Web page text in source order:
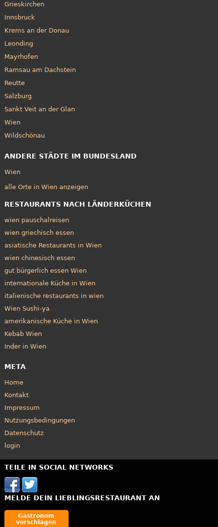
Grieskirchen
Innsbruck
Krems an der Donau
Leonding
Mayrhofen
Ramsau am Dachstein
Reutte
Salzburg
Sankt Veit an der Glan
Wien
Wildschönau
ANDERE STÄDTE IM BUNDESLAND
Wien
alle Orte in Wien anzeigen
RESTAURANTS NACH LÄNDERKÜCHEN
wien pauschalreisen
wien griechisch essen
asiatische Restaurants in Wien
wien chinesisch essen
gut bürgerlich essen Wien
internationale Küche in Wien
italienische restaurants in wien
Wien Sushi-ya
amerikanische Küche in Wien
Kebab Wien
Inder in Wien
META
Home
Kontakt
Impressum
Nutzungsbedingungen
Datenschutz
login
TEILE IN SOCIAL NETWORKS
MELDE DEIN LIEBLINGSRESTAURANT AN
Gastronom
vorschlagen